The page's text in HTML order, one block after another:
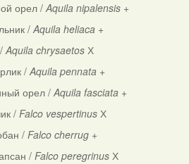
орел /Aquila nipalensis+
/Aquila heliaca+
/Aquila chrysaetosХ
/Aquila pennata+
орел /Aquila fasciata+
/ Falco vespertinusХ
/ Falco cherrug+
/ Falco peregrinusХ